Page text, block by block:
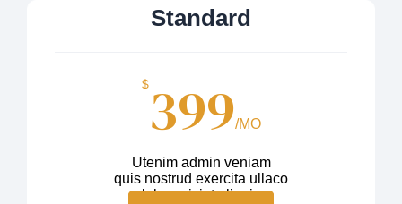
Standard
$399/MO
Utenim admin veniam
quis nostrud exercita ullaco
labos nisiut aliquip